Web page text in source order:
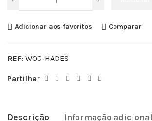
Adicionar aos favoritos Comparar
REF: WOG-HADES
Partilhar
Descrição Informação adicional